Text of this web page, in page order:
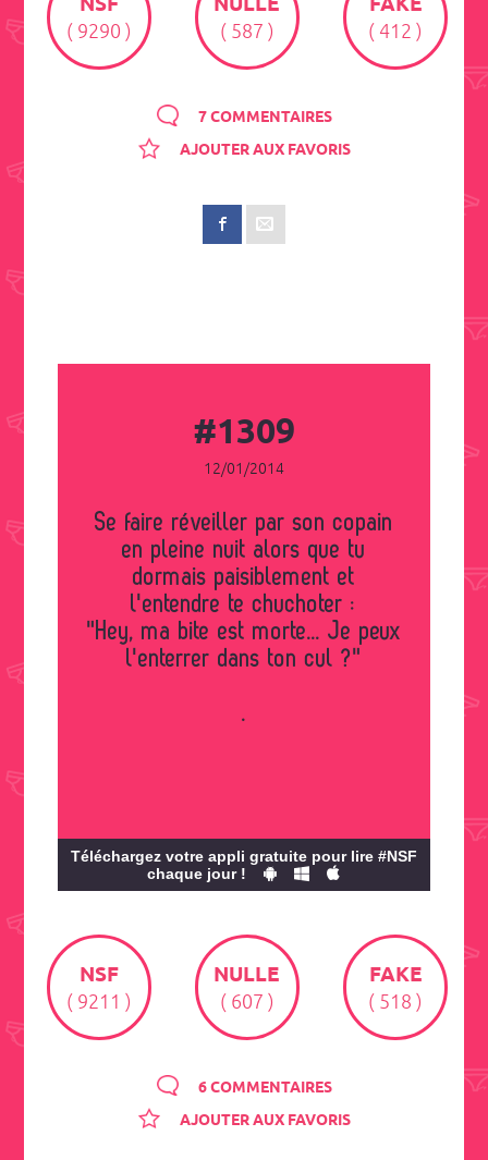
( 9290 ) ( 587 ) ( 412 )
7 COMMENTAIRES
AJOUTER AUX FAVORIS
#1309
12/01/2014
Se faire réveiller par son copain
en pleine nuit alors que tu
dormais paisiblement et
l'entendre te chuchoter :
"Hey, ma bite est morte... Je peux
l'enterrer dans ton cul ?"
.
Téléchargez votre appli gratuite pour lire #NSF
chaque jour !
NSF
( 9211 )
NULLE
( 607 )
FAKE
( 518 )
6 COMMENTAIRES
AJOUTER AUX FAVORIS